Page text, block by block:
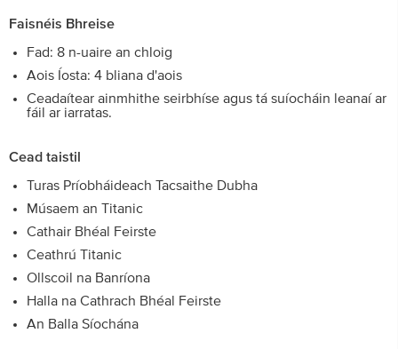
Faisnéis Bhreise
Fad: 8 n-uaire an chloig
Aois Íosta: 4 bliana d'aois
Ceadaítear ainmhithe seirbhíse agus tá suíocháin leanaí ar
fáil ar iarratas.
Cead taistil
Turas Príobháideach Tacsaithe Dubha
Músaem an Titanic
Cathair Bhéal Feirste
Ceathrú Titanic
Ollscoil na Banríona
Halla na Cathrach Bhéal Feirste
An Balla Síochána